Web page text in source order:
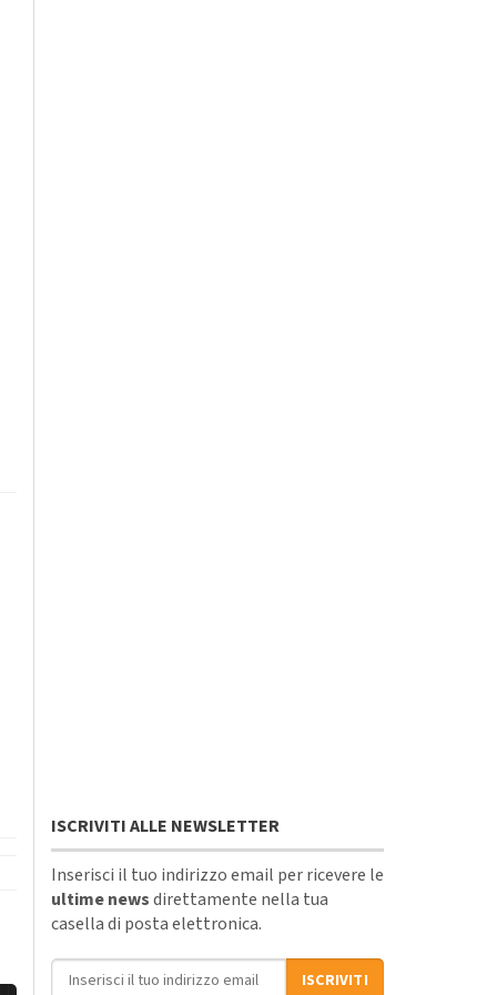
ISCRIVITI ALLE NEWSLETTER
Inserisci il tuo indirizzo email per ricevere le
ultime newsdirettamente nella tua
casella di posta elettronica.
Indirizzo email
ISCRIVITI